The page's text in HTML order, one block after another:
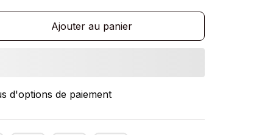
Ajouter au panier
d'options de paiement